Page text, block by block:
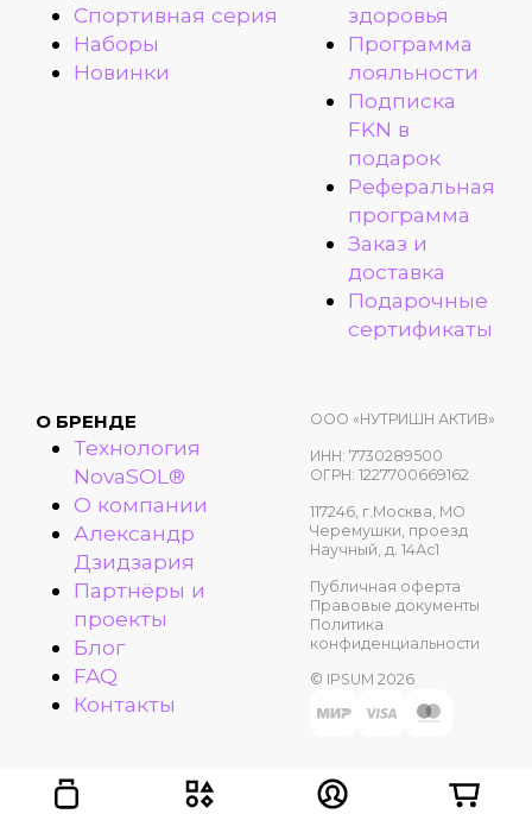
Спортивная серия
Наборы
Новинки
здоровья
Программа
лояльности
Подписка
FKN в
подарок
Реферальная
программа
Заказ и
доставка
Подарочные
сертификаты
О БРЕНДЕ
Технология
NovaSOL®
О компании
Александр
Дзидзария
Партнёры и
проекты
Блог
FAQ
Контакты
ООО «НУТРИШН АКТИВ»
ИНН: 7730289500
ОГРН: 1227700669162
117246, г.Москва, МО
Черемушки, проезд
Научный, д. 14Ас1
Публичная оферта
Правовые документы
Политика
конфиденциальности
© IPSUM 2026